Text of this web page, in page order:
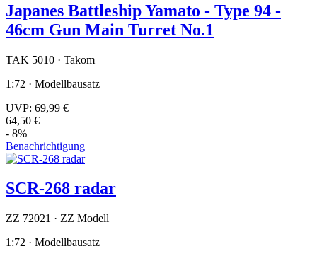
Japanes Battleship Yamato - Type 94 -
46cm Gun Main Turret No.1
TAK 5010 · Takom
1:72 · Modellbausatz
UVP: 69,99 €
64,50 €
- 8%
Benachrichtigung
SCR-268 radar
ZZ 72021 · ZZ Modell
1:72 · Modellbausatz